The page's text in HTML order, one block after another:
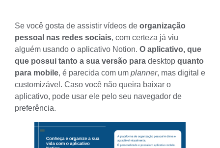
Se você gosta de assistir vídeos de organização
pessoal nas redes sociais, com certeza já viu
alguém usando o aplicativo Notion. O aplicativo, que
que possui tanto a sua versão para desktop quanto
para mobile, é parecida com um planner, mas digital e
customizável. Caso você não queira baixar o
aplicativo, pode usar ele pelo seu navegador de
preferência.